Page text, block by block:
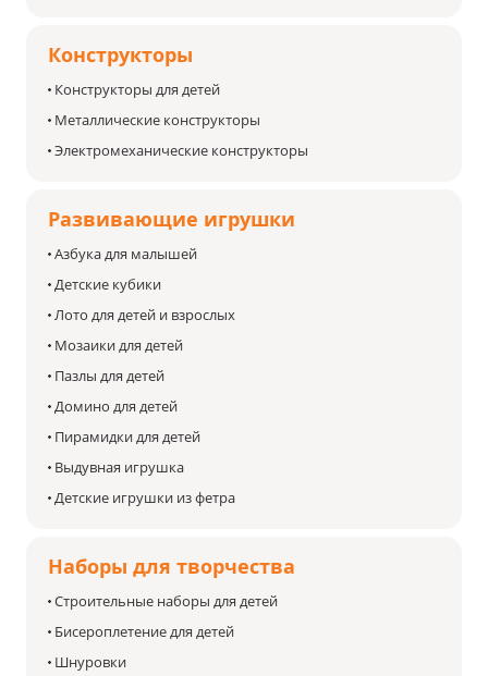
Конструкторы
Конструкторы для детей
Металлические конструкторы
Электромеханические конструкторы
Развивающие игрушки
Азбука для малышей
Детские кубики
Лото для детей и взрослых
Мозаики для детей
Пазлы для детей
Домино для детей
Пирамидки для детей
Выдувная игрушка
Детские игрушки из фетра
Наборы для творчества
Строительные наборы для детей
Бисероплетение для детей
Шнуровки